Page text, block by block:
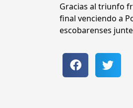
Gracias al triunfo
final venciendo a
escobarenses